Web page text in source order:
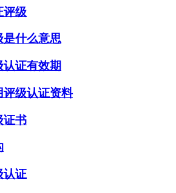
评级
什么意思
证有效期
级认证资料
证书
认证